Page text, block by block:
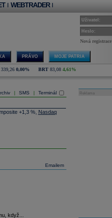
| WEBTRADER |
Uživatel:
Heslo:
Nová registrace
PRÁVO MOJE PATRIA
339,26 0,00% BRT 83,08 4,61%
SMS Terminál
+1,3 %, Nasdaq
Kč. Průměrný objem
firmou
zbrojovky
něj mohla pomoci
válce s Íránem
Emailem
když...
Reklama